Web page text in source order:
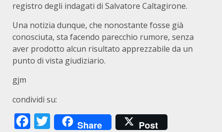
registro degli indagati di Salvatore Caltagirone.
Una notizia dunque, che nonostante fosse già
conosciuta, sta facendo parecchio rumore, senza
aver prodotto alcun risultato apprezzabile da un
punto di vista giudiziario.
gjm
condividi su:
Facebook
Twitter
Share Post